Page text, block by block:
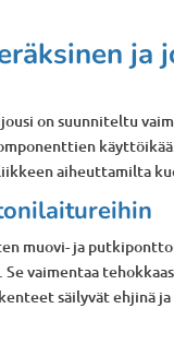
ja
on suunniteltu
aiheuttamilta
muovi- ja
vaimentaa
säilyvät ehjinä